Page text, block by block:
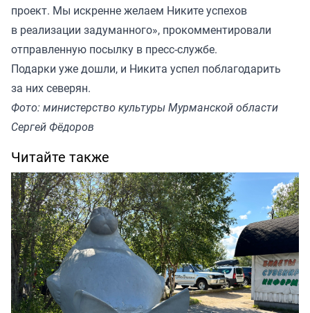
проект. Мы искренне желаем Никите успехов
в реализации задуманного», прокомментировали
отправленную посылку в пресс-службе.
Подарки уже дошли, и Никита успел поблагодарить
за них северян.
Фото: министерство культуры Мурманской области
Сергей Фёдоров
Читайте также